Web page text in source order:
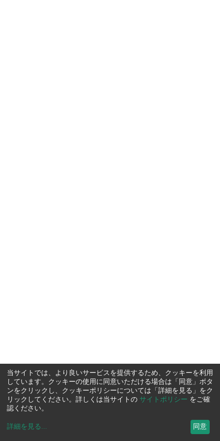
当サイトでは、より良いサービスを提供するため、クッキーを利用
しています。クッキーの使用に同意いただける場合は「同意」ボタ
ンをクリックし、クッキーポリシーについては「詳細を見る」をク
リックしてください。詳しくは当サイトの サイトポリシー をご確
認ください。
詳細を見る ... 同意